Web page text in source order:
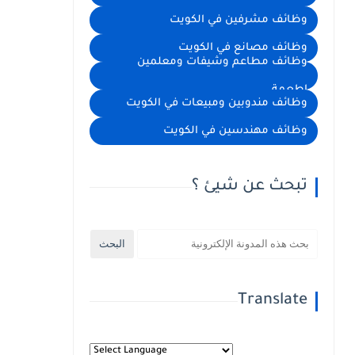
وظائف مشرفين في الكويت
وظائف مصانع في الكويت
وظائف مطاعم وشيفات ومعلمين
اطعمة
وظائف مندوبين ومبيعات في الكويت
وظائف مهندسين في الكويت
تبحث عن شيئ ؟
Translate